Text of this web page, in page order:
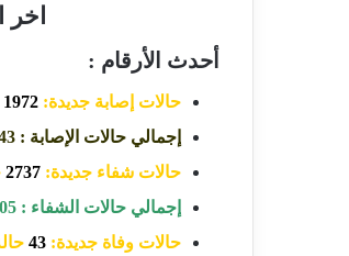
اخر
أحدث الأرقام :
حالات إصابة جديدة: 1972
إجمالي حالات الإصابة : 216.843 حالة
حالات شفاء جديدة: 2737
إجمالي حالات الشفاء : 194.705 حالة
حالات وفاة جديدة: 43